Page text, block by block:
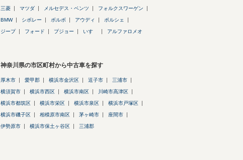
三菱 マツダ メルセデス・ベンツ フォルクスワーゲン
BMW シボレー ボルボ アウディ ポルシェ
ジープ フォード プジョー いすゞ アルファロメオ
神奈川県の市区町村から中古車を探す
厚木市 愛甲郡 横浜市金沢区 逗子市 三浦市
横須賀市 横浜市西区 横浜市南区 川崎市高津区
横浜市都筑区 横浜市栄区 横浜市泉区 横浜市戸塚区
横浜市磯子区 相模原市南区 茅ヶ崎市 座間市
伊勢原市 横浜市保土ヶ谷区 三浦郡